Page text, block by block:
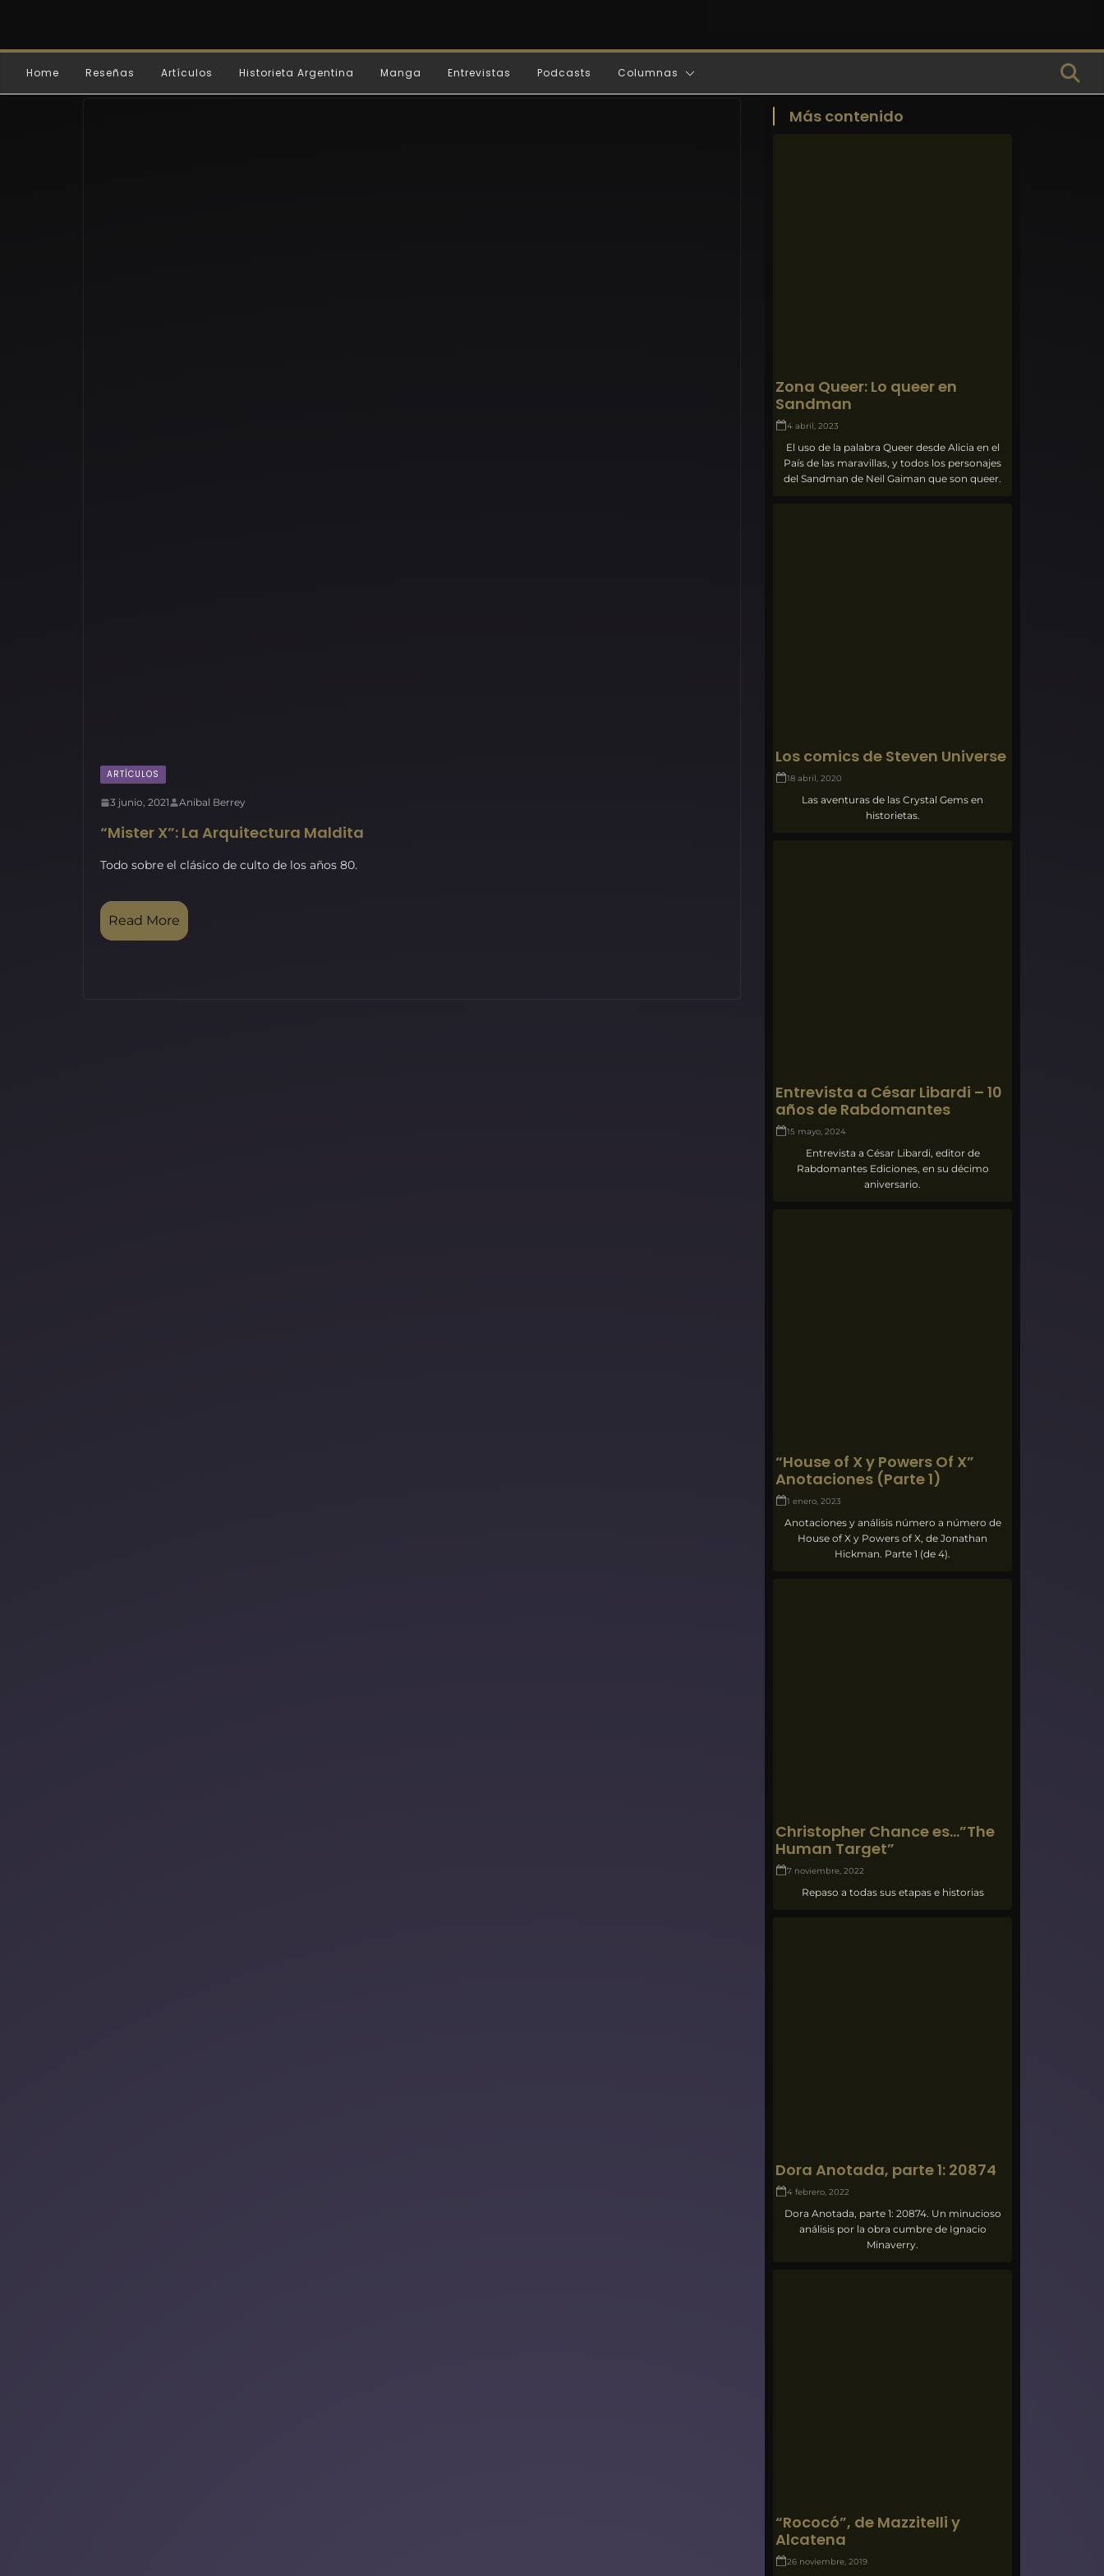
Home Reseñas Artículos Historieta Argentina Manga Entrevistas Podcasts Columnas
ARTÍCULOS
3 junio, 2021 Anibal Berrey
“Mister X”: La Arquitectura Maldita
Todo sobre el clásico de culto de los años 80.
Read More
Más contenido
Zona Queer: Lo queer en
Sandman
4 abril, 2023
El uso de la palabra Queer desde Alicia en el
País de las maravillas, y todos los personajes
del Sandman de Neil Gaiman que son queer.
Los comics de Steven Universe
18 abril, 2020
Las aventuras de las Crystal Gems en
historietas.
Entrevista a César Libardi – 10
años de Rabdomantes
15 mayo, 2024
Entrevista a César Libardi, editor de
Rabdomantes Ediciones, en su décimo
aniversario.
“House of X y Powers Of X”
Anotaciones (Parte 1)
1 enero, 2023
Anotaciones y análisis número a número de
House of X y Powers of X, de Jonathan
Hickman. Parte 1 (de 4).
Christopher Chance es…”The
Human Target”
7 noviembre, 2022
Repaso a todas sus etapas e historias
Dora Anotada, parte 1: 20874
4 febrero, 2022
Dora Anotada, parte 1: 20874. Un minucioso
análisis por la obra cumbre de Ignacio
Minaverry.
“Rococó”, de Mazzitelli y
Alcatena
26 noviembre, 2019